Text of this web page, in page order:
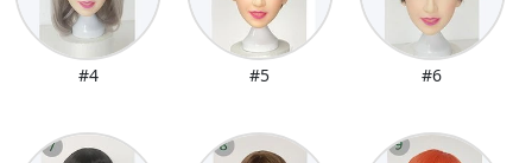
#4 #5 #6